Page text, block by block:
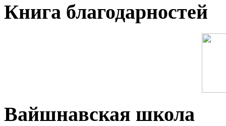
Книга благодарностей
Вайшнавская школа